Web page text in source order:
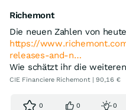
Richemont
Die neuen Zahlen von heute
https://
releases-and-n…
Wie schätzt ihr die
CIE Financiere Richemont | 90,16 €
0 0 0